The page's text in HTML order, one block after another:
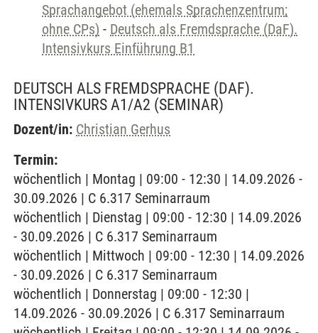
Sprachangebot (ehemals Sprachenzentrum;
ohne CPs) - Deutsch als Fremdsprache (DaF).
Intensivkurs Einführung B1
DEUTSCH ALS FREMDSPRACHE (DAF).
INTENSIVKURS A1/A2 (SEMINAR)
Dozent/in: Christian Gerhus
Termin:
wöchentlich | Montag | 09:00 - 12:30 | 14.09.2026 -
30.09.2026 | C 6.317 Seminarraum
wöchentlich | Dienstag | 09:00 - 12:30 | 14.09.2026
- 30.09.2026 | C 6.317 Seminarraum
wöchentlich | Mittwoch | 09:00 - 12:30 | 14.09.2026
- 30.09.2026 | C 6.317 Seminarraum
wöchentlich | Donnerstag | 09:00 - 12:30 |
14.09.2026 - 30.09.2026 | C 6.317 Seminarraum